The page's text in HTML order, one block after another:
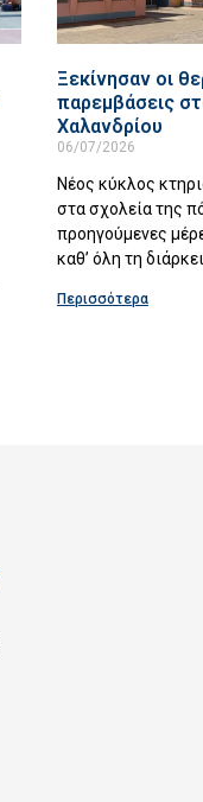
Ξεκίνησαν οι
παρεμβάσεις
Χαλανδρίου
06/07/2026
Νέος κύκλος
στα σχολεία της
προηγούμενες
καθ’ όλη τη
Περισσότερα